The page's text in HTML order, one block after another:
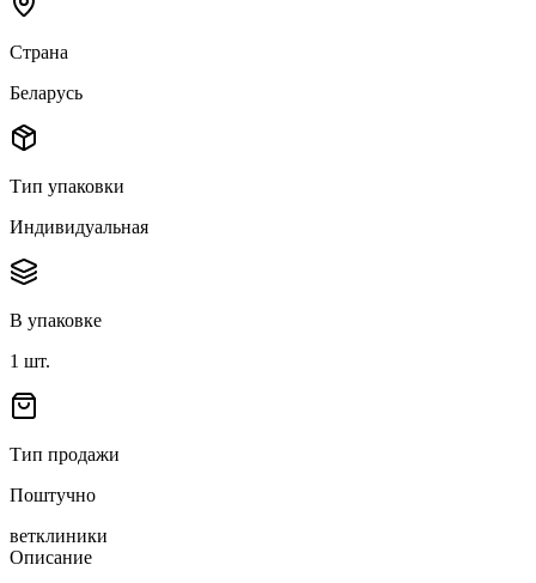
Страна
Беларусь
Тип упаковки
Индивидуальная
В упаковке
1 шт.
Тип продажи
Поштучно
ветклиники
Описание